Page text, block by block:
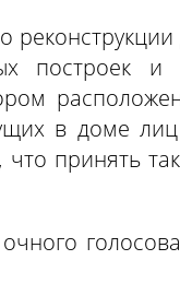
в доме
принять